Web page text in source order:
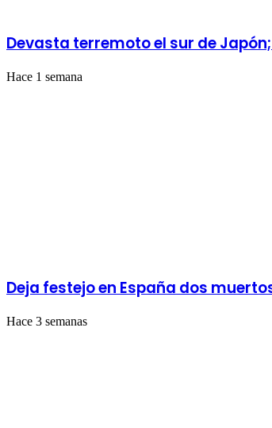
Devasta terremoto el sur de
Hace 1 semana
Deja festejo en España dos
Hace 3 semanas